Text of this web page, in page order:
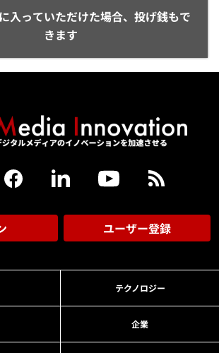
入っていただけた場合、投げ銭もで
きます
ユーザー登録
テクノロジー
企業